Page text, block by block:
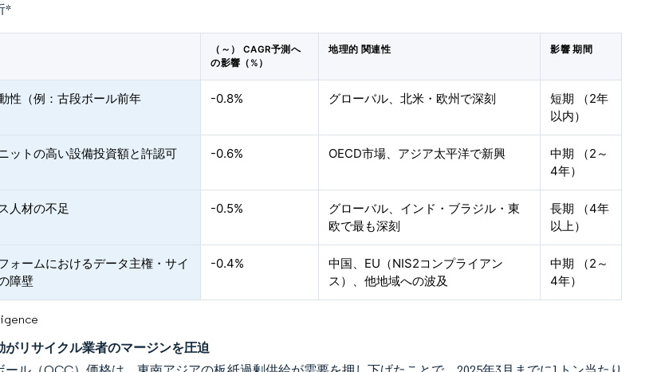
*
（～） CAGR予測へ
の影響（%）
地理的 関連性 影響 期間
性（例：古段ボール前年
-0.8% グローバル、北米・欧州で深刻
短期 （2年
以内）
ットの高い設備投資額と許認可 -0.6% OECD市場、アジア太平洋で新興
中期 （2～
4年）
人材の不足 -0.5%
グローバル、インド・ブラジル・東
欧で最も深刻
長期 （4年
以上）
ォームにおけるデータ主権・サイ
障壁
-0.4%
中国、EU（NIS2コンプライアン
ス）、他地域への波及
中期 （2～
4年）
がリサイクル業者のマージンを圧迫